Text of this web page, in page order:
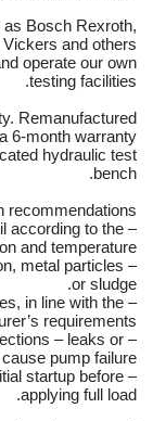
Bosch Rexroth,
and others.
operate our own
testing facilities.
Remanufactured
6-month warranty.
hydraulic test
bench.
recommendations:
according to the
and temperature.
metal particles
or sludge.
in line with the
requirements.
– leaks or
pump failure.
startup before
applying full load.